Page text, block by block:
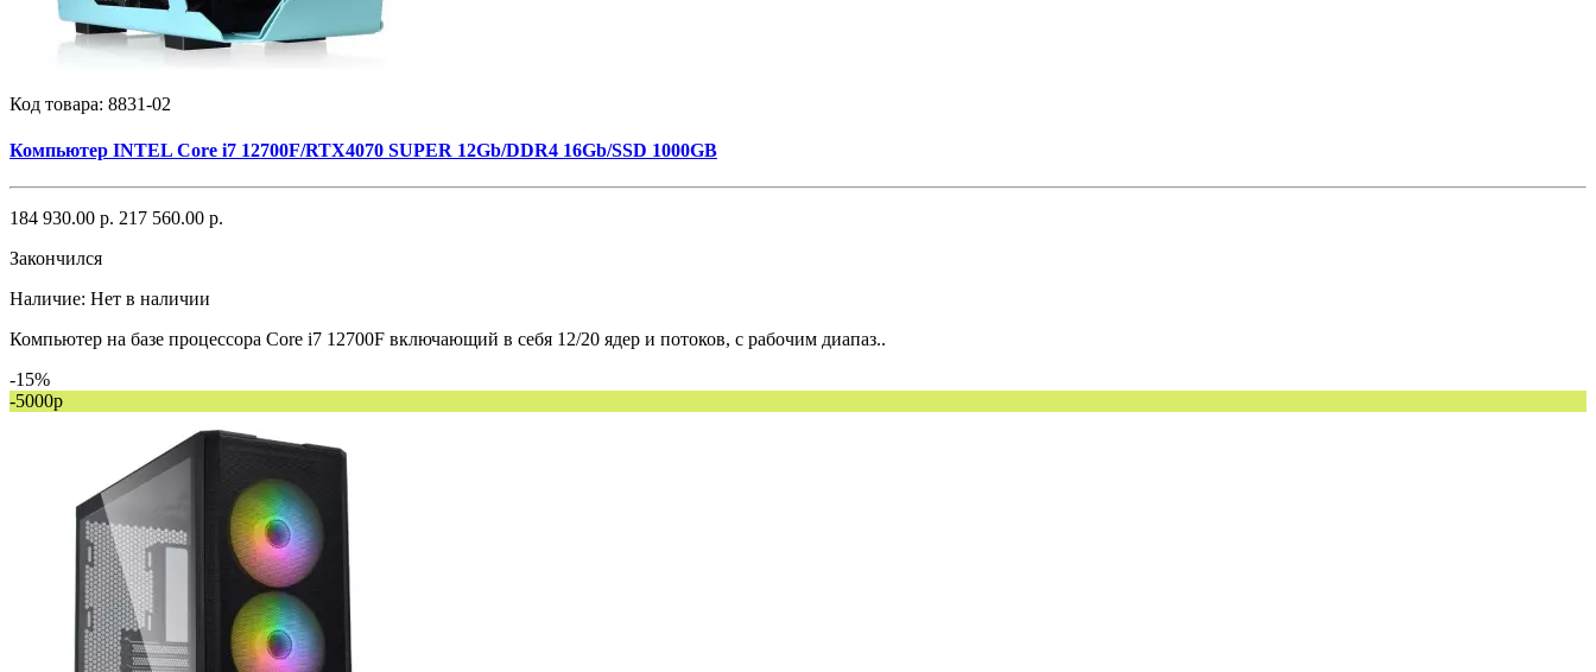
Код товара: 8831-02
Компьютер INTEL Core i7 12700F/RTX4070 SUPER 12Gb/DDR4 16Gb/SSD 1000GB
184 930.00 р. 217 560.00 р.
Закончился
Наличие: Нет в наличии
Компьютер на базе процессора Core i7 12700F включающий в себя 12/20 ядер и потоков, с рабочим диапаз..
-15%
-5000р